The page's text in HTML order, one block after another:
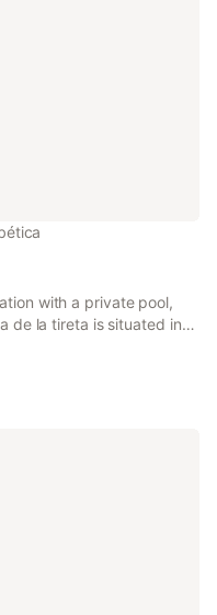
with a private pool,
de la tireta is situated in
features a patio.